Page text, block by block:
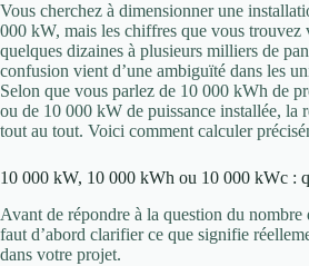
Vous cherchez à dimensionner une
000 kW, mais les chiffres que vous trouvez
quelques dizaines à plusieurs milliers de
confusion vient d’une ambiguïté dans les
Selon que vous parlez de 10 000 kWh de
ou de 10 000 kW de puissance installée, la
tout au tout. Voici comment calculer
10 000 kW, 10 000 kWh ou 10 000 kWc :
Avant de répondre à la question du nombre
faut d’abord clarifier ce que signifie
dans votre projet.